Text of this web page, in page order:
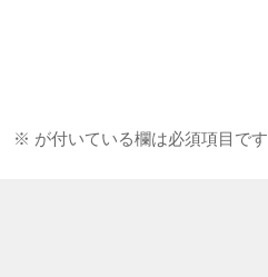
※ が付いている欄は必須項目です